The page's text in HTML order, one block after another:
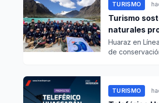
TURISMO
Turismo
naturales
Huaraz en
de
TURISMO